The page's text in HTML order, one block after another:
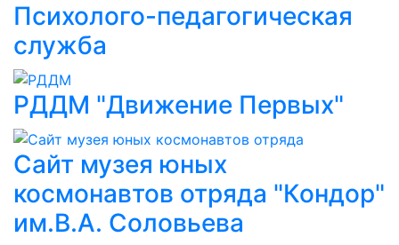
Психолого-педагогическая
служба
РДДМ "Движение Первых"
Сайт музея юных
космонавтов отряда "Кондор"
им.В.А. Соловьева